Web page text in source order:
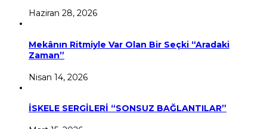
Haziran 28, 2026
Mekânın Ritmiyle Var Olan Bir Seçki “Aradaki
Zaman”
Nisan 14, 2026
İSKELE SERGİLERİ “SONSUZ BAĞLANTILAR”